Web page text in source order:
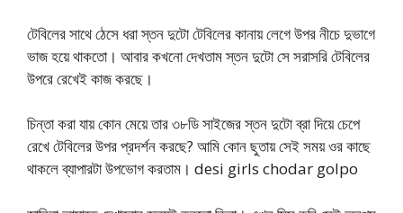
টেবিলের সাথে ঠেসে ধরা স্তন দুটো টেবিলের কানায় লেগে উপর নীচে দুভাগে
ভাজ হয়ে থাকতো। আবার কখনো দেখতাম স্তন দুটো সে সরাসরি টেবিলের
উপরে রেখেই কাজ করছে।
চিন্তা করা যায় কোন মেয়ে তার ৩৮ডি সাইজের স্তন দুটো ব্রা দিয়ে চেপে
রেখে টেবিলের উপর প্রদর্শন করছে? আমি কোন ছুতায় সেই সময় ওর কাছে
থাকলে ব্যাপারটা উপভোগ করতাম। desi girls chodar golpo